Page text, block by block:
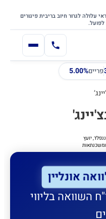
עלולה לגרור חיוב בריבית פיגורים
לפועל.
פריים5.00%
יועץ
ומשכנתאות
אונליין
השוואה בליווי